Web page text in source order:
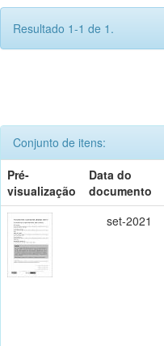
Resultado 1-1 de 1.
Conjunto de itens:
Pré-
visualização
Data do
documento
set-2021